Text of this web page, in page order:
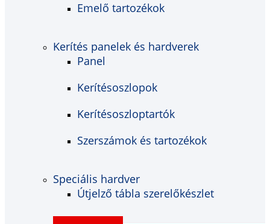
Emelő tartozékok
Kerítés panelek és hardverek
Panel
Kerítésoszlopok
Kerítésoszloptartók
Szerszámok és tartozékok
Speciális hardver
Útjelző tábla szerelőkészlet